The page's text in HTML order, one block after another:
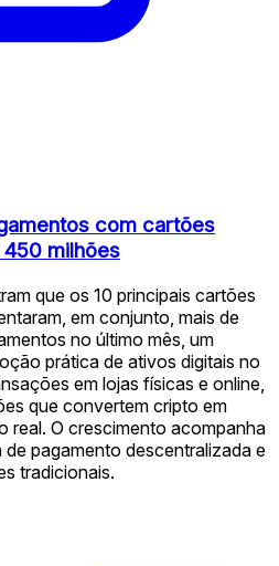
com cartões
milhões
que os 10 principais cartões
em conjunto, mais de
no último mês, um
prática de ativos digitais no
em lojas físicas e online,
que convertem cripto em
real. O crescimento acompanha
pagamento descentralizada e
tradicionais.